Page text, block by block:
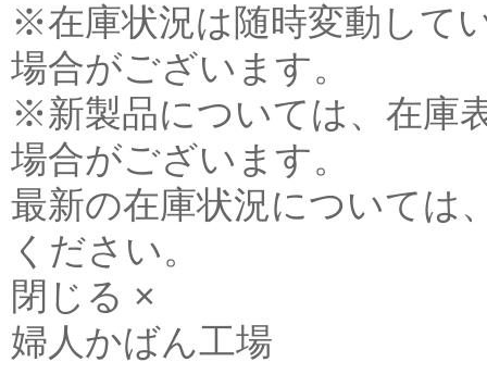
※在庫状況は随時変動して
場合がございます。
※新製品については、在庫
場合がございます。
最新の在庫状況については
ください。
閉じる ×
婦人かばん工場